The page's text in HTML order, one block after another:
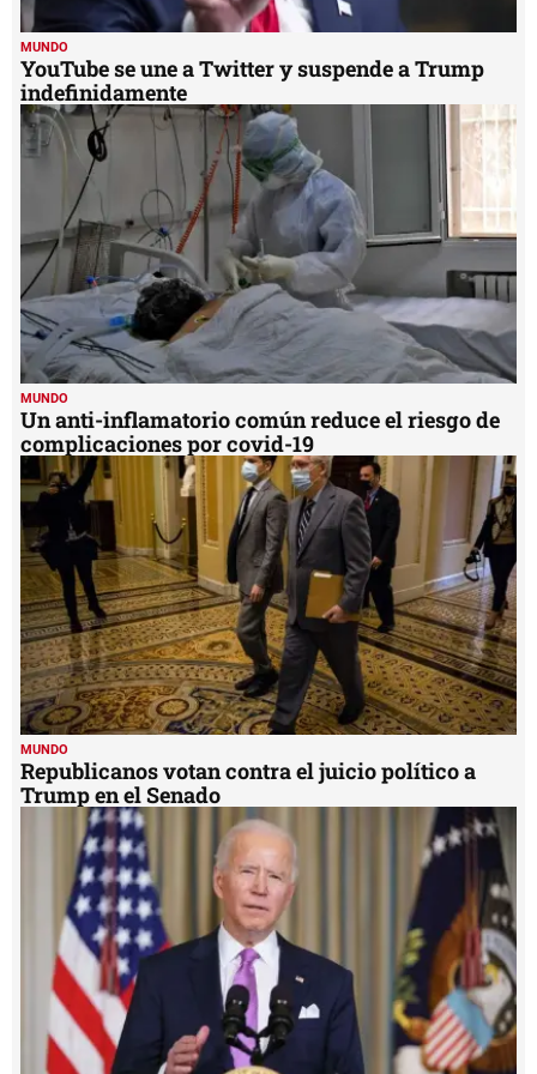
MUNDO
YouTube se une a Twitter y suspende a Trump
indefinidamente
MUNDO
Un anti-inflamatorio común reduce el riesgo de
complicaciones por covid-19
MUNDO
Republicanos votan contra el juicio político a
Trump en el Senado